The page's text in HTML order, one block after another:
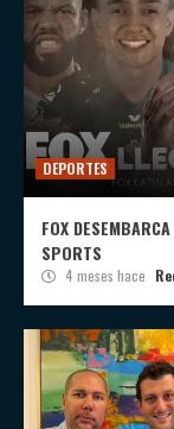
DEPORTES
FOX
SPORTS
4 meses hace